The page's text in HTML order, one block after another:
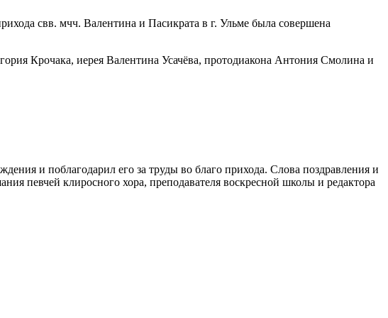
свв. мчч. Валентина и Пасикрата в г. Ульме была совершена
Крочака, иерея Валентина Усачёва, протодиакона Антония Смолина и
и поблагодарил его за труды во благо прихода. Слова поздравления и
певчей клиросного хора, преподавателя воскресной школы и редактора